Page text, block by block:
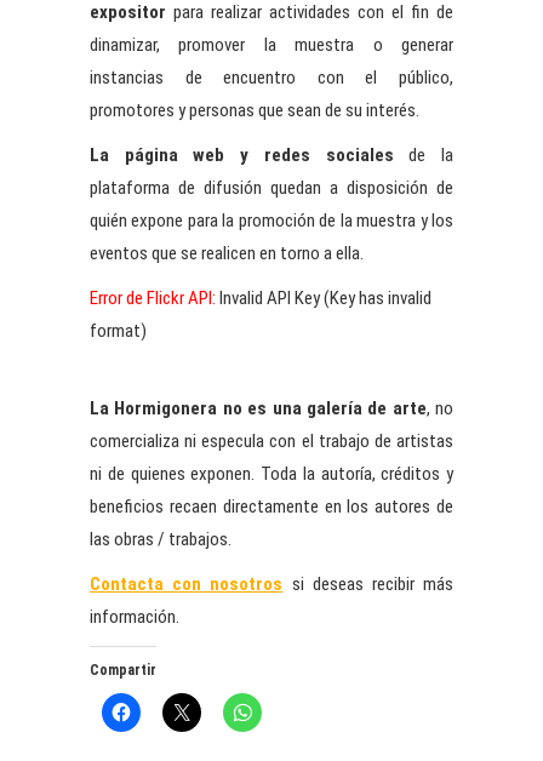
expositor para realizar actividades con el fin de
dinamizar, promover la muestra o generar
instancias de encuentro con el público,
promotores y personas que sean de su interés.
La página web y redes sociales de la
plataforma de difusión quedan a disposición de
quién expone para la promoción de la muestra y los
eventos que se realicen en torno a ella.
Error de Flickr API: Invalid API Key (Key has invalid
format)
La Hormigonera no es una galería de arte, no
comercializa ni especula con el trabajo de artistas
ni de quienes exponen. Toda la autoría, créditos y
beneficios recaen directamente en los autores de
las obras / trabajos.
Contacta con nosotros si deseas recibir más
información.
Compartir